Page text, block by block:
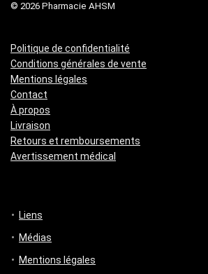
© 2026 Pharmacie AHSM
Politique de confidentialité
Conditions générales de vente
Mentions légales
Contact
À propos
Livraison
Retours et remboursements
Avertissement médical
Liens
Médias
Mentions légales